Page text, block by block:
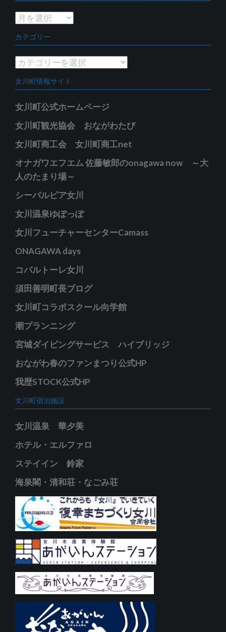
ア
カ
イ
ブ
カテゴリー
カ
ゴ
リ
女川町情報サイト
女川町公式ホームページ
女川町観光協会 おながわたび
女川町商工会 女川町商工net
オナガワエフエム 佐藤敏郎のonagawa now ～大
人のたまり場～
シーパルピア女川
女川温泉ゆぽっぽ
女川フューチャーセンターCamass
ONAGAWA days
コバルトーレ女川
須田善明町長ブログ
女川町コラボスクール向学館
潮プランニング
宮城ダイビングサービス ハイブリッジ
おながわ春のファンまつり公式HP
我歴STOCK公式HP
女川町宿泊施設
女川温泉 華夕美
ホテル・エルファロ
ステイイン 鈴家
海泉閣・清和荘・なごみ荘